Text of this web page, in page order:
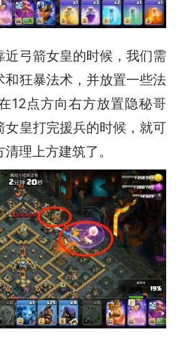
弓箭女皇的时候，我们需
和狂暴法术，并放置一些法
12点方向右方放置隐秘哥
女皇打完援兵的时候，就可
理上方建筑了。